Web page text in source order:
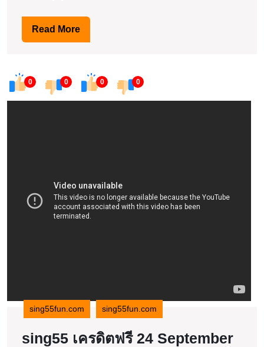
เกิน
คาด
Top
39
Read MoreRead
More
0 0 0 0
sing55fun.com sing55fun.com
sing55 เครดิตฟรี 24 September